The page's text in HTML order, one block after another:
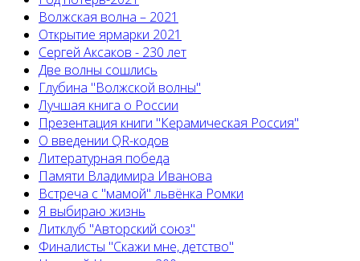
Волжская волна – 2021
Открытие ярмарки 2021
Сергей Аксаков - 230 лет
Две волны сошлись
Глубина "Волжской волны"
Лучшая книга о России
Презентация книги "Керамическая Россия"
О введении QR-кодов
Литературная победа
Памяти Владимира Иванова
Встреча с "мамой" львёнка Ромки
Я выбираю жизнь
Литклуб "Авторский союз"
Финалисты "Скажи мне, детство"